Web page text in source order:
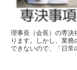
理事長（会長）の専決
ります。しかし、業
できないので、「日常